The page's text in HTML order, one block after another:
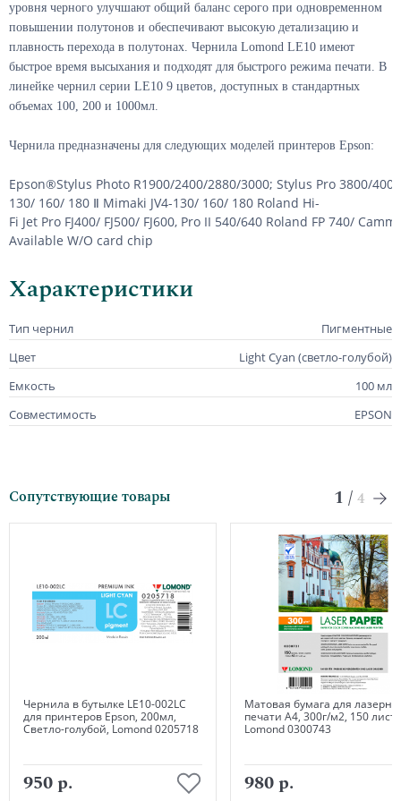
уровня черного улучшают общий баланс серого при одновременном
повышении полутонов и обеспечивают высокую детализацию и
плавность перехода в полутонах. Чернила Lomond LE10 имеют
быстрое время высыхания и подходят для быстрого режима печати. В
линейке чернил серии LE10 9 цветов, доступных в стандартных
объемах 100, 200 и 1000мл.
Чернила предназначены для следующих моделей принтеров Epson:
Epson®Stylus Photo R1900/2400/2880/3000; Stylus Pro 3800/
130/ 160/ 180 Ⅱ Mimaki JV4-130/ 160/ 180 Roland Hi-
Fi Jet Pro FJ400/ FJ500/ FJ600, Pro II 540/640 Roland FP 740/
Available W/O card chip
Характеристики
Тип чернил
Пигментные
Цвет
Light Cyan (светло-голубой)
Емкость
100 мл
Совместимость
EPSON
Сопутствующие товары 1 / 4
Чернила в бутылке LE10-002LC
для принтеров Epson, 200мл,
Светло-голубой, Lomond 0205718
950 р.
Матовая бумага для
печати А4, 300г/м2, 150
Lomond 0300743
980 р.